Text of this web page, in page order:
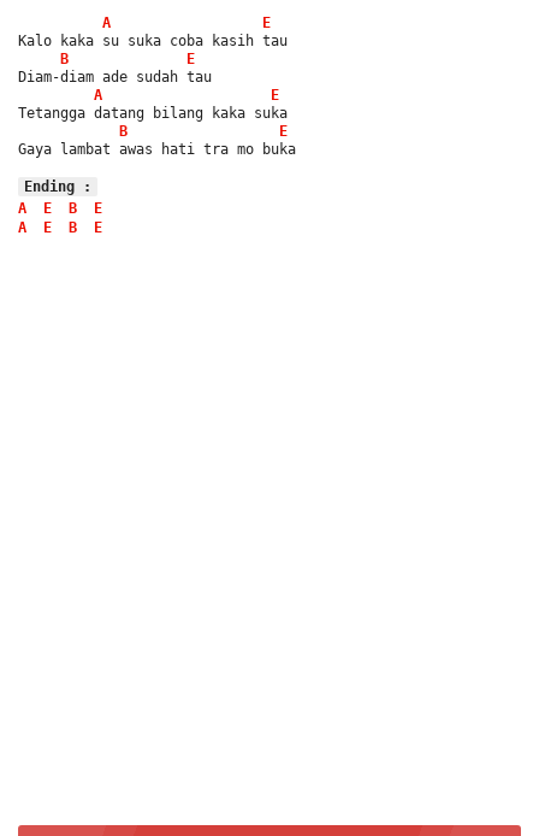
A
E
Kalo kaka su suka coba kasih tau
B
E
Diam-diam ade sudah tau
A
E
Tetangga datang bilang kaka suka
B
E
Gaya lambat awas hati tra mo buka
Ending :
A
E B
E
A
E B E
Chord Kaka Gaya Lambat - Ona Hetharua